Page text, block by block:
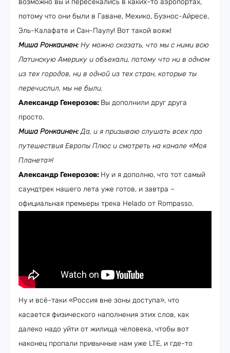
возможно вы и пересекались в каких-то аэропортах,
потому что они были в Гаване, Мехико, Буэнос-Айресе,
Эль-Калафате и Сан-Паулу! Вот такой вояж!
Миша Ронкаинен:Ну можно сказать, что мы с ними всю
Латинскую Америку и объехали, потому что ни в одном
из тех городов, ни в одной из тех стран, которые ты
перечислил, мы не были.
Александр Генерозов: Вы дополнили друг друга
просто.
Миша Ронкаинен:Да, и я призываю слушать всех про
путешествия Европы Плюс и смотреть на канале «Моя
Планета»!
Александр Генерозов: Ну и я дополню, что тот самый
саундтрек нашего лета уже готов, и завтра –
официальная премьеры трека Helado от Rompasso.
Ну и всё-таки «Россия вне зоны доступа», что
касается физического наполнения этих слов, как
далеко надо уйти от жилища человека, чтобы вот
наконец пропали привычные нам уже LTE, и где-то